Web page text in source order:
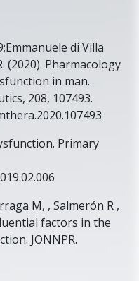
di Villa
(2020). Pharmacology
in man.
208, 107493.
Primary
M, , Salmerón R ,
factors in the
JONNPR.